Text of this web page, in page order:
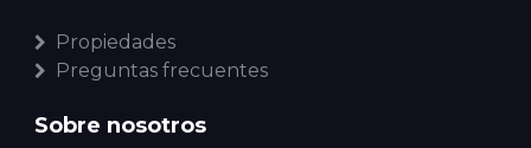
Propiedades
Preguntas frecuentes
Sobre nosotros